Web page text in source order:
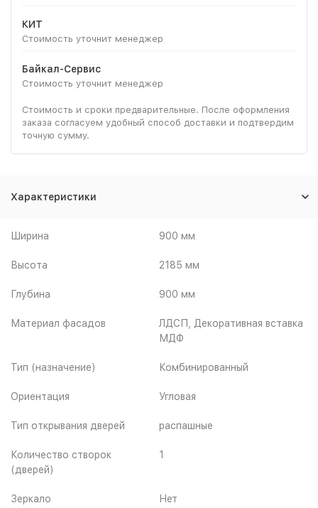
КИТ
Стоимость уточнит менеджер
Байкал-Сервис
Стоимость уточнит менеджер
Стоимость и сроки предварительные. После оформления
заказа согласуем удобный способ доставки и подтвердим
точную сумму.
Характеристики
Ширина 900 мм
Высота 2185 мм
Глубина 900 мм
Материал фасадов
ЛДСП, Декоративная вставка
МДФ
Тип (назначение) Комбинированный
Ориентация Угловая
Тип открывания дверей распашные
Количество створок
(дверей)
1
Зеркало Нет